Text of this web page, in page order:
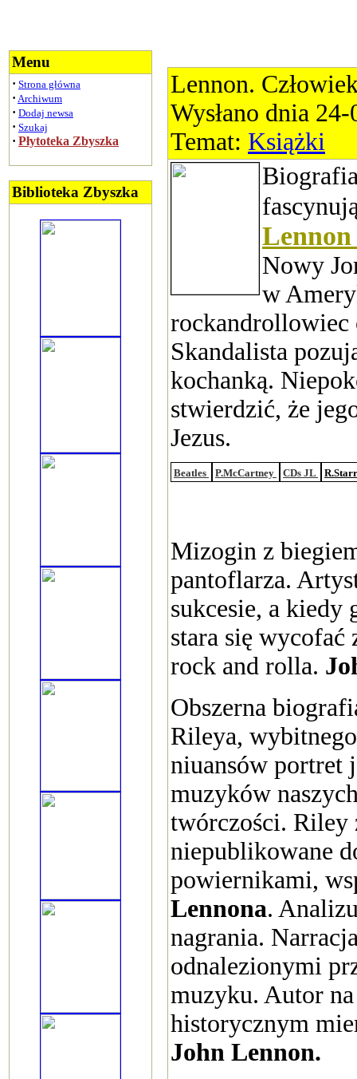
Menu
· Strona główna
· Archiwum
· Dodaj newsa
· Szukaj
· Płytoteka Zbyszka
Biblioteka Zbyszka
Lennon.
Wysłano dnia
Temat: Książki
Lennon
Nowy
w
rockandrollowiec
Skandalista
kochanką.
stwierdzić, że
Jezus.
Beatles P.McCartney CDs JL R.Starr
Mizogin z
pantoflarza.
sukcesie, a kiedy
stara się wycofać
rock and rolla.
Obszerna
Rileya,
niuansów portret
muzyków
twórczości. Riley
niepublikowane
powiernikami,
Lennona.
nagrania.
odnalezionymi
muzyku. Autor
historycznym
John Lennon.